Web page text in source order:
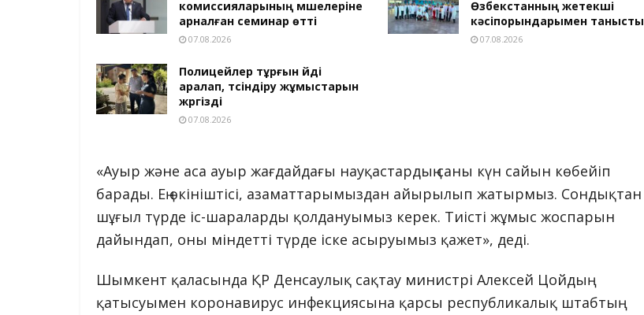
комиссияларының мүшелеріне
арналған семинар өтті
07.08.2026
Өзбекстанның жетекші
кәсіпорындарымен танысты
07.08.2026
Полицейлер тұрғын үйді
аралап, түсіндіру жұмыстарын
жүргізді
07.08.2026
«Ауыр және аса ауыр жағдайдағы науқастардың саны күн сайын көбейіп
барады. Ең өкініштісі, азаматтарымыздан айырылып жатырмыз. Сондықтан
шұғыл түрде іс-шараларды қолдануымыз керек. Тиісті жұмыс жоспарын
дайындап, оны міндетті түрде іске асыруымыз қажет», деді.
Шымкент қаласында ҚР Денсаулық сақтау министрі Алексей Цойдың
қатысуымен коронавирус инфекциясына қарсы республикалық штабтың